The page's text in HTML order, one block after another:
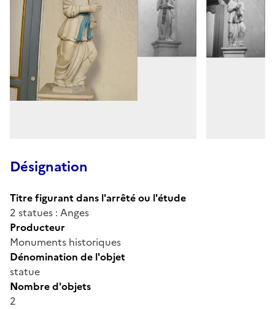
Désignation
Titre figurant dans l'arrêté ou l'étude
2 statues : Anges
Producteur
Monuments historiques
Dénomination de l'objet
statue
Nombre d'objets
2